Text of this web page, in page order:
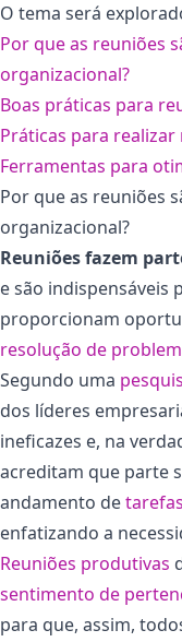
O tema será
Por que as reuniões
organizacional?
Boas práticas para
Práticas para
Ferramentas para
Por que as reuniões
organizacional?
Reuniões fazem
e são indispensáveis
proporcionam
resolução de
Segundo uma
dos líderes
ineficazes e, na
acreditam que parte
andamento detarefas
enfatizando a
Reuniões produtivas
sentimento de
para que, assim,